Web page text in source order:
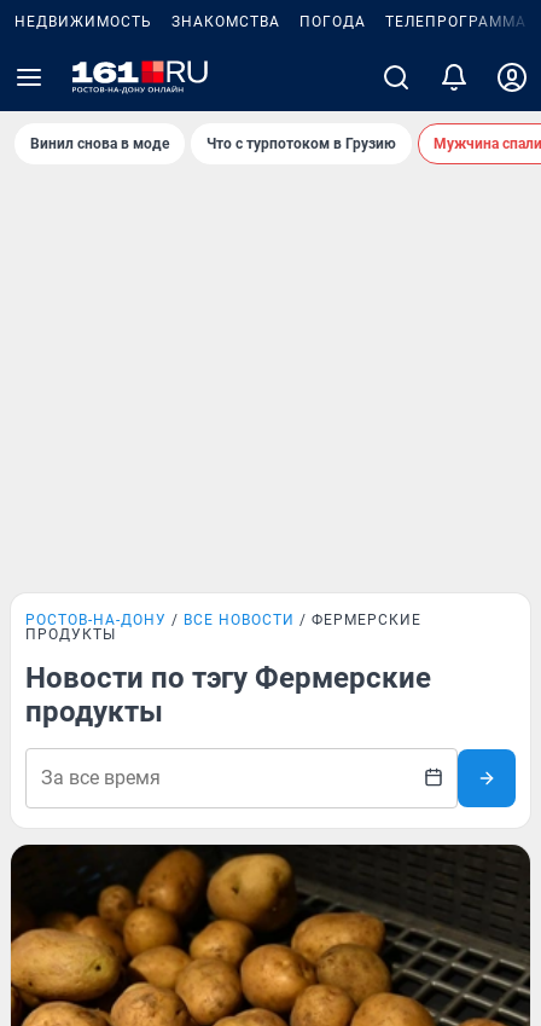
НЕДВИЖИМОСТЬ ЗНАКОМСТВА ПОГОДА ТЕЛЕПРОГРАММА
Винил снова в моде Что с турпотоком в Грузию Мужчина
РОСТОВ-НА-ДОНУ ВСЕ НОВОСТИ
ФЕРМЕРСКИЕ
ПРОДУКТЫ
Новости по тэгу Фермерские
продукты